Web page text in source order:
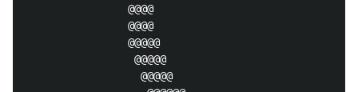
@@@@
@@@@
@@@@@
@@@@@
@@@@@